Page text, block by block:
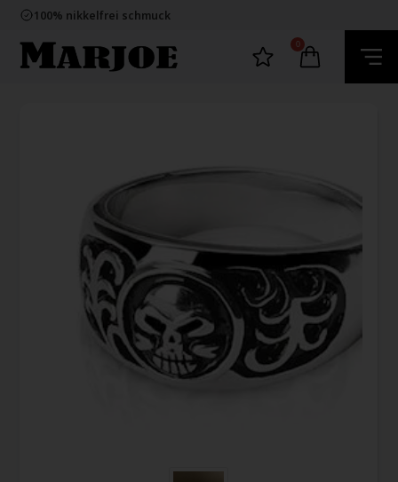
100% nikkelfrei schmuck
60 Tage Rückgabe
E-mark webshop
100% nikkelfrei schmuck
0